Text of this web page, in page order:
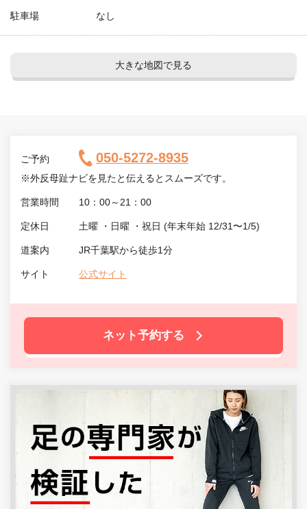
駐車場 なし
大きな地図で見る
ご予約 050-5272-8935
※外反母趾ナビを見たと伝えるとスムーズです。
営業時間 10：00～21：00
定休日 土曜 ・日曜 ・祝日 (年末年始 12/31〜1/5)
道案内 JR千葉駅から徒歩1分
サイト 公式サイト
ネット予約する